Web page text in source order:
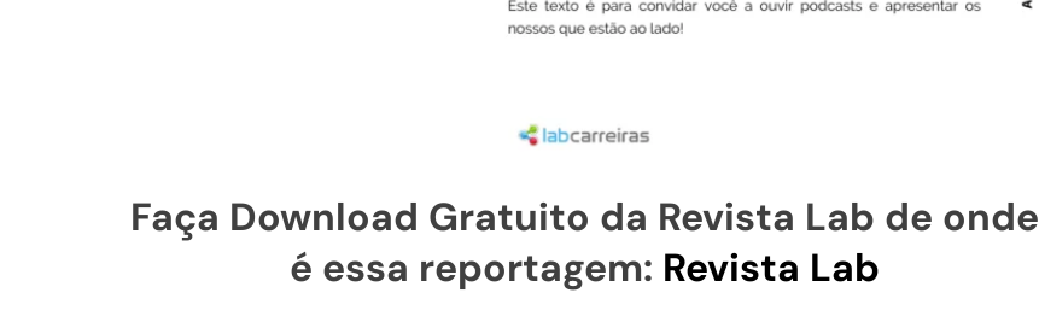
Faça Download Gratuito da Revista Lab de onde
é essa reportagem: Revista Lab